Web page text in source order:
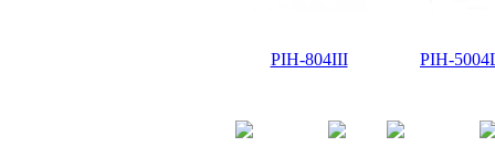
PIH-804III PIH-